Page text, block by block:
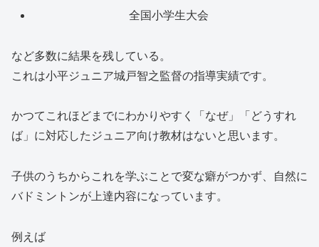
全国小学生大会
など多数に結果を残している。
これは小平ジュニア城戸智之監督の指導実績です。
かつてこれほどまでにわかりやすく「なぜ」「どうすれ
ば」に対応したジュニア向け教材はないと思います。
子供のうちからこれを学ぶことで変な癖がつかず、自然に
バドミントンが上達内容になっています。
例えば